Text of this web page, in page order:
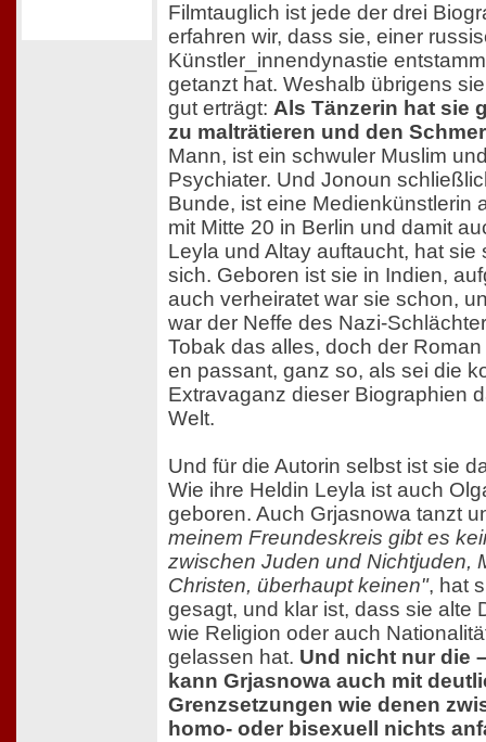
Filmtauglich ist jede der drei
erfahren wir, dass sie, einer
Künstler_innendynastie
getanzt hat. Weshalb übrigens
gut erträgt: Als Tänzerin hat sie
zu malträtieren und den
Mann, ist ein schwuler Muslim
Psychiater. Und Jonoun
Bunde, ist eine Medienkünstlerin
mit Mitte 20 in Berlin und damit
Leyla und Altay auftaucht, hat sie
sich. Geboren ist sie in Indien,
auch verheiratet war sie schon,
war der Neffe des Nazi-
Tobak das alles, doch der
en passant, ganz so, als sei die
Extravaganz dieser Biographien
Welt.
Und für die Autorin selbst ist sie
Wie ihre Heldin Leyla ist auch
geboren. Auch Grjasnowa tanzt
meinem Freundeskreis gibt es
zwischen Juden und Nichtjuden,
Christen, überhaupt keinen", hat
gesagt, und klar ist, dass sie alte
wie Religion oder auch
gelassen hat. Und nicht nur die
kann Grjasnowa auch mit
Grenzsetzungen wie denen
homo- oder bisexuell nichts